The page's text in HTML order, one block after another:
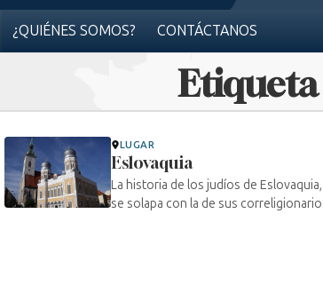
¿QUIÉNES SOMOS? CONTÁCTANOS
Etiqueta
LUGAR
Eslovaquia
La historia de los judíos de
se solapa con la de sus